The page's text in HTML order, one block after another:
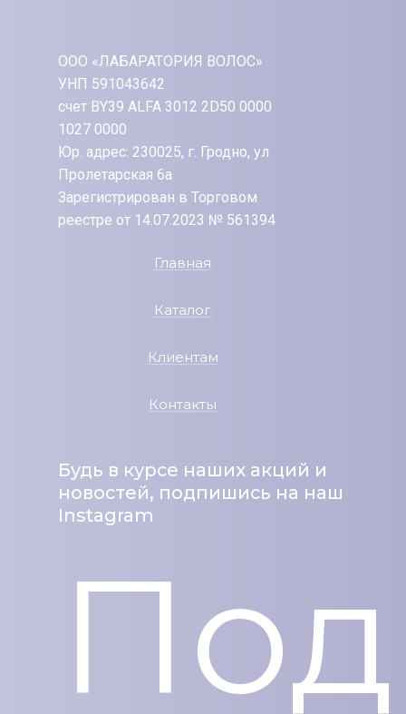
ООО «ЛАБАРАТОРИЯ ВОЛОС»
УНП 591043642
счет BY39 ALFA 3012 2D50 0000
1027 0000
Юр. адрес: 230025, г. Гродно, ул
Пролетарская 6а
Зарегистрирован в Торговом
реестре от 14.07.2023 № 561394
Главная
Каталог
Клиентам
Контакты
Будь в курсе наших акций и
новостей, подпишись на наш
Instagram